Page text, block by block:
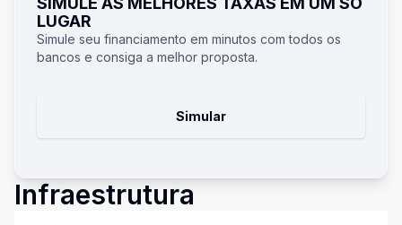
LUGAR
Simule seu financiamento em minutos com todos os
bancos e consiga a melhor proposta.
Simular
Infraestrutura